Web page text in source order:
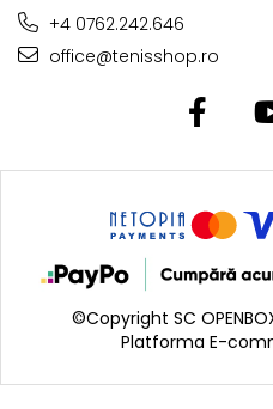
+4 0762.242.646
office@tenisshop.ro
©Copyright SC
Platforma E-